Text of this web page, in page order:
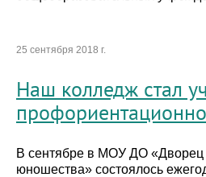
25 сентября 2018 г.
Наш колледж стал
В сентябре в МОУ ДО «Дворец
юношества» состоялось